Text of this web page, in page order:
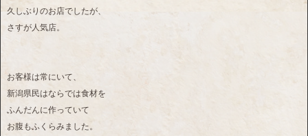
久しぶりのお店でしたが、
さすが人気店。
お客様は常にいて、
新潟県民はならでは食材を
ふんだんに作っていて
お腹もふくらみました。